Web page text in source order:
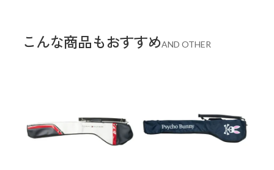
こんな商品もおすすめAND OTHER